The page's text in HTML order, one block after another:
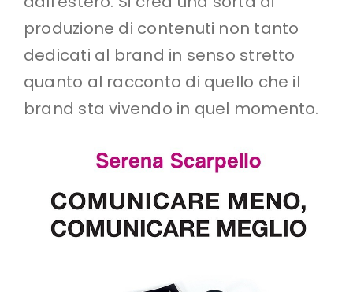
produzione di contenuti non tanto
dedicati al brand in senso stretto
quanto al racconto di quello che il
brand sta vivendo in quel momento.